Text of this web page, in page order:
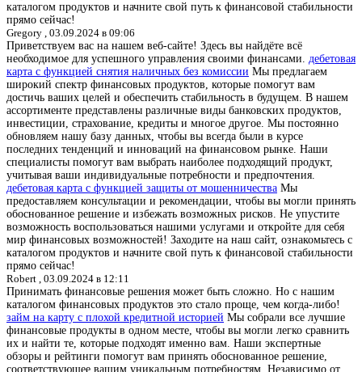
каталогом продуктов и начните свой путь к финансовой стабильности
прямо сейчас!
Gregory , 03.09.2024 в 09:06
Приветствуем вас на нашем веб-сайте! Здесь вы найдёте всё
необходимое для успешного управления своими финансами. дебетовая
карта с функцией снятия наличных без комиссии Мы предлагаем
широкий спектр финансовых продуктов, которые помогут вам
достичь ваших целей и обеспечить стабильность в будущем. В нашем
ассортименте представлены различные виды банковских продуктов,
инвестиции, страхование, кредиты и многое другое. Мы постоянно
обновляем нашу базу данных, чтобы вы всегда были в курсе
последних тенденций и инноваций на финансовом рынке. Наши
специалисты помогут вам выбрать наиболее подходящий продукт,
учитывая ваши индивидуальные потребности и предпочтения.
дебетовая карта с функцией защиты от мошенничества Мы
предоставляем консультации и рекомендации, чтобы вы могли принять
обоснованное решение и избежать возможных рисков. Не упустите
возможность воспользоваться нашими услугами и откройте для себя
мир финансовых возможностей! Заходите на наш сайт, ознакомьтесь с
каталогом продуктов и начните свой путь к финансовой стабильности
прямо сейчас!
Robert , 03.09.2024 в 12:11
Принимать финансовые решения может быть сложно. Но с нашим
каталогом финансовых продуктов это стало проще, чем когда-либо!
займ на карту с плохой кредитной историей Мы собрали все лучшие
финансовые продукты в одном месте, чтобы вы могли легко сравнить
их и найти те, которые подходят именно вам. Наши экспертные
обзоры и рейтинги помогут вам принять обоснованное решение,
соответствующее вашим уникальным потребностям. Независимо от